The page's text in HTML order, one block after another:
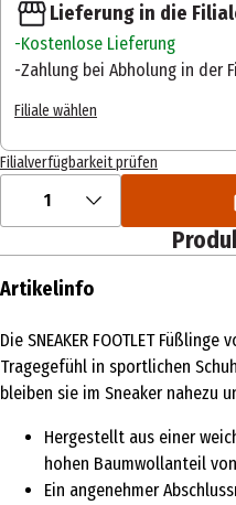
Lieferung in die
Kostenlose Lieferung
Zahlung bei Abholung in der
Filiale wählen
Filialverfügbarkeit prüfen
1
Artikelinfo
Die SNEAKER FOOTLET
Tragegefühl in sportlichen
bleiben sie im Sneaker nahezu
Hergestellt aus einer
hohen Baumwollanteil
Ein angenehmer